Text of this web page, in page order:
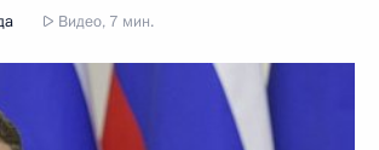
Видео, 7 мин.